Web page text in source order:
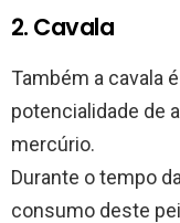
2. Cavala
Também a cavala
potencialidade de
mercúrio.
Durante o tempo
consumo deste